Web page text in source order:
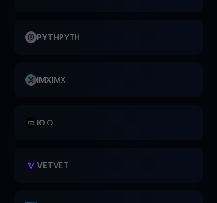
PYTHPYTH
IMXIMX
IOIO
VETVET